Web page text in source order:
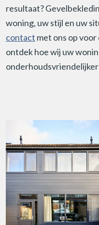
resultaat?
woning, uw stijl en uw
contact met ons op
ontdek hoe wij uw